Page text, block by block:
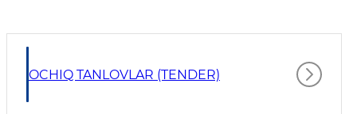
OCHIQ TANLOVLAR (TENDER)